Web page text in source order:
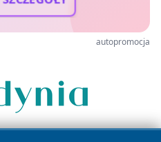
autopromocja